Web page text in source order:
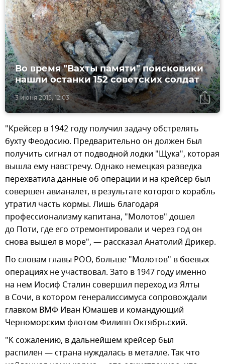
3 июня 2015, 12:03
Во время "Вахты памяти" поисковики
нашли останки 152 советских солдат
"Крейсер в 1942 году получил задачу обстрелять
бухту Феодосию. Предварительно он должен был
получить сигнал от подводной лодки "Щука", которая
вышла ему навстречу. Однако немецкая разведка
перехватила данные об операции и на крейсер был
совершен авианалет, в результате которого корабль
утратил часть кормы. Лишь благодаря
профессионализму капитана, "Молотов" дошел
до Поти, где его отремонтировали и через год он
снова вышел в море", — рассказал Анатолий Дрикер.
По словам главы РОО, больше "Молотов" в боевых
операциях не участвовал. Зато в 1947 году именно
на нем Иосиф Сталин совершил переход из Ялты
в Сочи, в котором генералиссимуса сопровождали
главком ВМФ Иван Юмашев и командующий
Черноморским флотом Филипп Октябрьский.
"К сожалению, в дальнейшем крейсер был
распилен — страна нуждалась в металле. Так что